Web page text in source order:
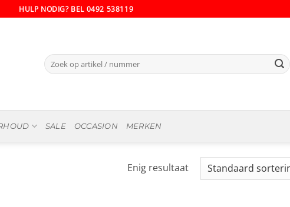
HULP NODIG? BEL 0492 538119
Zoeken
naar:
SALE OCCASION MERKEN
Enig resultaat